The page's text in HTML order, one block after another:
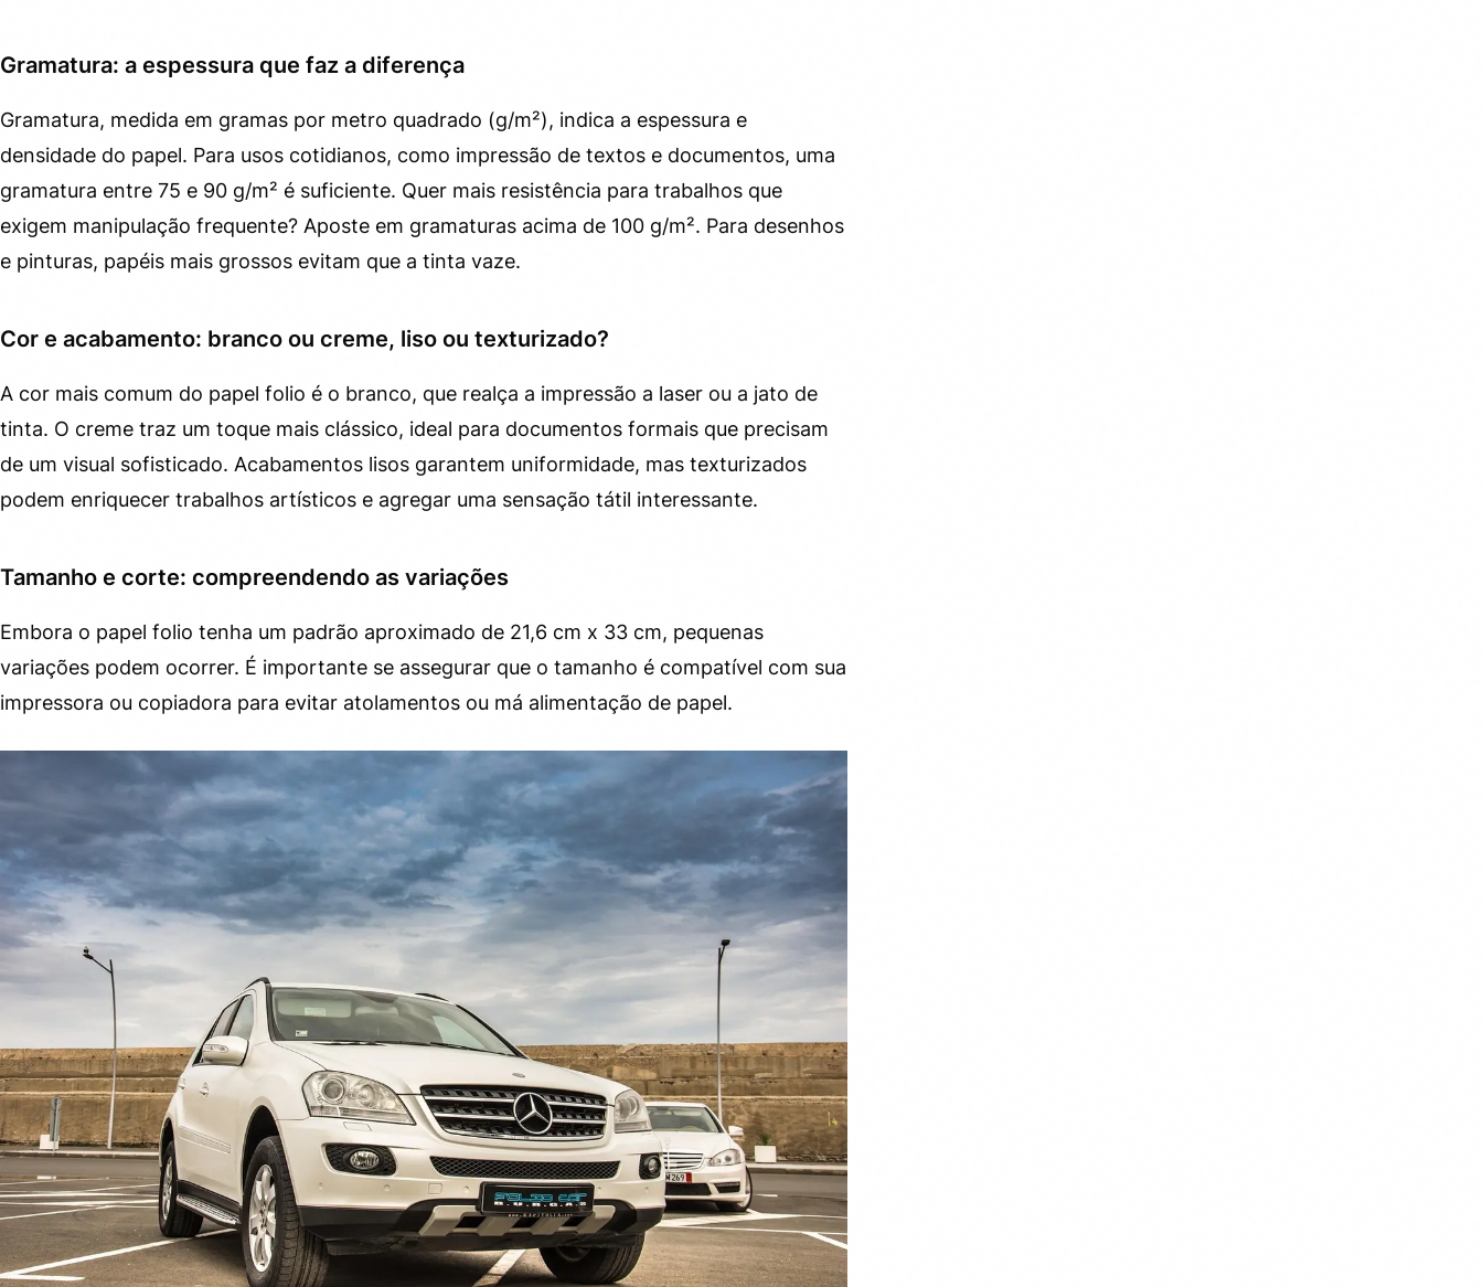
Gramatura: a espessura que faz a diferença
Gramatura, medida em gramas por metro quadrado (g/m²), indica a espessura e
densidade do papel. Para usos cotidianos, como impressão de textos e documentos, uma
gramatura entre 75 e 90 g/m² é suficiente. Quer mais resistência para trabalhos que
exigem manipulação frequente? Aposte em gramaturas acima de 100 g/m². Para desenhos
e pinturas, papéis mais grossos evitam que a tinta vaze.
Cor e acabamento: branco ou creme, liso ou texturizado?
A cor mais comum do papel folio é o branco, que realça a impressão a laser ou a jato de
tinta. O creme traz um toque mais clássico, ideal para documentos formais que precisam
de um visual sofisticado. Acabamentos lisos garantem uniformidade, mas texturizados
podem enriquecer trabalhos artísticos e agregar uma sensação tátil interessante.
Tamanho e corte: compreendendo as variações
Embora o papel folio tenha um padrão aproximado de 21,6 cm x 33 cm, pequenas
variações podem ocorrer. É importante se assegurar que o tamanho é compatível com sua
impressora ou copiadora para evitar atolamentos ou má alimentação de papel.